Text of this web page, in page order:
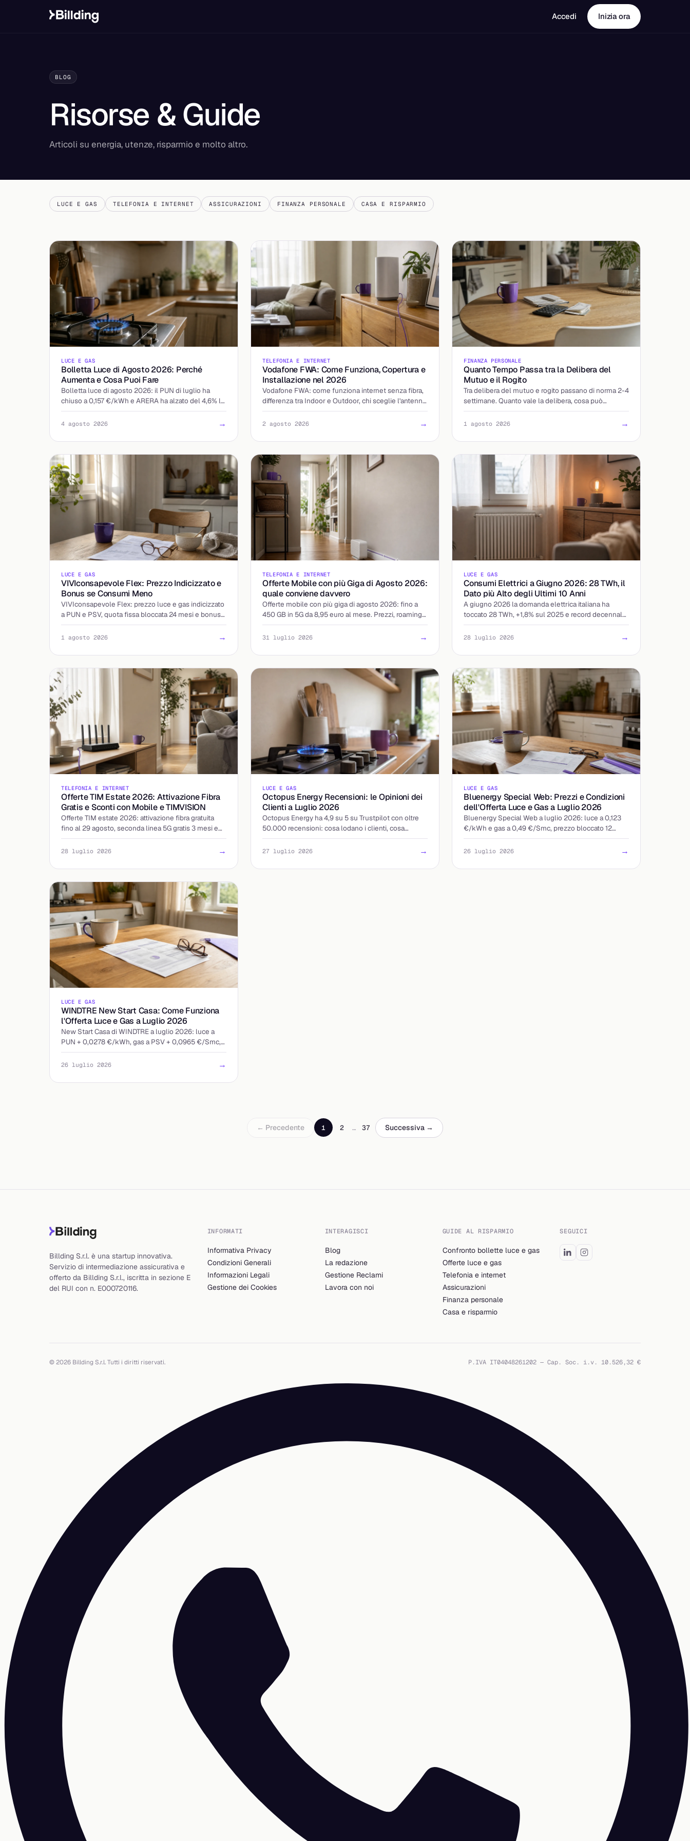
Accedi Inizia ora
BLOG
Risorse & Guide
Articoli su energia, utenze, risparmio e molto altro.
LUCE E GAS TELEFONIA E INTERNET ASSICURAZIONI FINANZA PERSONALE CASA E RISPARMIO
LUCE E GAS
Bolletta Luce di Agosto 2026: Perché
Aumenta e Cosa Puoi Fare
Bolletta luce di agosto 2026: il PUN di luglio ha
chiuso a 0,157 €/kWh e ARERA ha alzato del 4,6% le
tariffe tutelate. Chi paga di più e come reagire.
4 agosto 2026 →
TELEFONIA E INTERNET
Vodafone FWA: Come Funziona, Copertura e
Installazione nel 2026
Vodafone FWA: come funziona internet senza fibra,
differenza tra Indoor e Outdoor, chi sceglie l'antenna,
tempi di installazione e costi aggiornati al 2026.
2 agosto 2026 →
FINANZA PERSONALE
Quanto Tempo Passa tra la Delibera del
Mutuo e il Rogito
Tra delibera del mutuo e rogito passano di norma 2-4
settimane. Quanto vale la delibera, cosa può
allungare i tempi e come arrivare preparati dal
notaio.
1 agosto 2026 →
LUCE E GAS
VIVIconsapevole Flex: Prezzo Indicizzato e
Bonus se Consumi Meno
VIVIconsapevole Flex: prezzo luce e gas indicizzato
a PUN e PSV, quota fissa bloccata 24 mesi e bonus
legati al calo dei consumi. Come funziona e cosa
controllare.
1 agosto 2026 →
TELEFONIA E INTERNET
Offerte Mobile con più Giga di Agosto 2026:
quale conviene davvero
Offerte mobile con più giga di agosto 2026: fino a
450 GB in 5G da 8,95 euro al mese. Prezzi, roaming
UE e attivazione a confronto, con il costo reale per
giga.
31 luglio 2026 →
LUCE E GAS
Consumi Elettrici a Giugno 2026: 28 TWh, il
Dato più Alto degli Ultimi 10 Anni
A giugno 2026 la domanda elettrica italiana ha
toccato 28 TWh, +1,8% sul 2025 e record decennale
per il mese. Cosa significa per prezzi e bollette.
28 luglio 2026 →
TELEFONIA E INTERNET
Offerte TIM Estate 2026: Attivazione Fibra
Gratis e Sconti con Mobile e TIMVISION
Offerte TIM estate 2026: attivazione fibra gratuita
fino al 29 agosto, seconda linea 5G gratis 3 mesi e
sconti abbinando mobile e TIMVISION. I dettagli.
28 luglio 2026 →
LUCE E GAS
Octopus Energy Recensioni: le Opinioni dei
Clienti a Luglio 2026
Octopus Energy ha 4,9 su 5 su Trustpilot con oltre
50.000 recensioni: cosa lodano i clienti, cosa
criticano e come leggere le opinioni prima di attivare.
27 luglio 2026 →
LUCE E GAS
Bluenergy Special Web: Prezzi e Condizioni
dell'Offerta Luce e Gas a Luglio 2026
Bluenergy Special Web a luglio 2026: luce a 0,123
€/kWh e gas a 0,49 €/Smc, prezzo bloccato 12
mesi, quota fissa 9 €/mese. Ecco a chi conviene
davvero.
26 luglio 2026 →
LUCE E GAS
WINDTRE New Start Casa: Come Funziona
l'Offerta Luce e Gas a Luglio 2026
New Start Casa di WINDTRE a luglio 2026: luce a
PUN + 0,0278 €/kWh, gas a PSV + 0,0965 €/Smc,
quota fissa 13 €/mese. Ecco come leggere l'offerta
indicizzata.
26 luglio 2026 →
← Precedente 1 2 … 37 Successiva →
Billding S.r.l. è una startup innovativa.
Servizio di intermediazione assicurativa e
offerto da Billding S.r.l., iscritta in sezione E
del RUI con n. E000720116.
INFORMATI
Informativa Privacy
Condizioni Generali
Informazioni Legali
Gestione dei Cookies
INTERAGISCI
Blog
La redazione
Gestione Reclami
Lavora con noi
GUIDE AL RISPARMIO
Confronto bollette luce e gas
Offerte luce e gas
Telefonia e internet
Assicurazioni
Finanza personale
Casa e risparmio
SEGUICI
© 2026 Billding S.r.l. Tutti i diritti riservati. P.IVA IT04048261202 — Cap. Soc. i.v. 10.526,32 €